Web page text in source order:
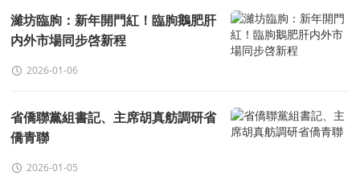
濰坊臨朐：新年開門紅！臨朐鵝肥肝
内外市場同步啓新程
2026-01-06
省僑聯黨組書記、主席胡真舫調研省
僑青聯
2026-01-05